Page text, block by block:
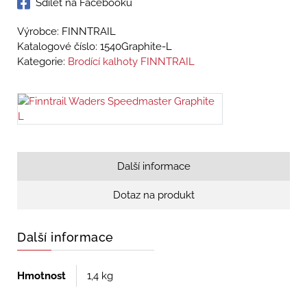
Sdílet na Facebooku
Výrobce: FINNTRAIL
Katalogové číslo: 1540Graphite-L
Kategorie: Brodící kalhoty FINNTRAIL
Další informace
Dotaz na produkt
Další informace
Hmotnost 1,4 kg